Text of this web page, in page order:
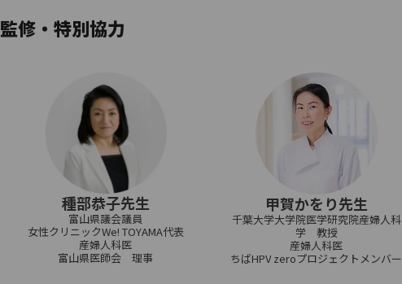
監修・特別協力
種部恭子先生
富山県議会議員
女性クリニックWe! TOYAMA代表
産婦人科医
富山県医師会 理事
甲賀かをり先生
千葉大学大学院医学研究院産婦人科
学 教授
産婦人科医
ちばHPV zeroプロジェクトメンバー